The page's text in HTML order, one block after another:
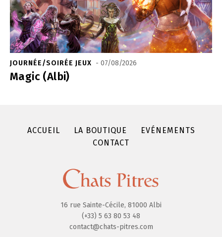
JOURNÉE/SOIRÉE JEUX - 07/08/2026
Magic (Albi)
ACCUEIL LA BOUTIQUE
EVÉNEMENTS
CONTACT
16 rue Sainte-Cécile, 81000 Albi
(+33) 5 63 80 53 48
contact@chats-pitres.com